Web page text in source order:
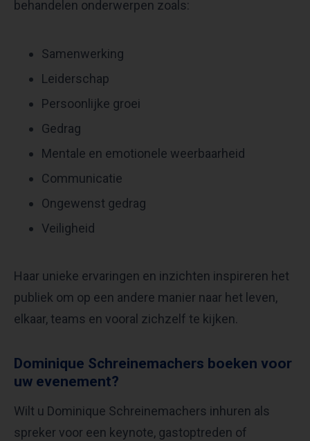
behandelen onderwerpen zoals:​
Samenwerking​
Leiderschap
Persoonlijke groei
Gedrag​
Mentale en emotionele weerbaarheid​
Communicatie​
Ongewenst gedrag​
Veiligheid​
Haar unieke ervaringen en inzichten inspireren het
publiek om op een andere manier naar het leven,
elkaar, teams en vooral zichzelf te kijken. ​
Dominique Schreinemachers boeken voor
uw evenement?
Wilt u Dominique Schreinemachers inhuren als
spreker voor een keynote, gastoptreden of